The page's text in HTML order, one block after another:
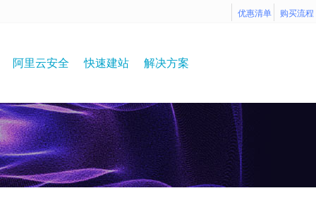
购买流程
优惠清单
阿里云安全 快速建站 解决方案